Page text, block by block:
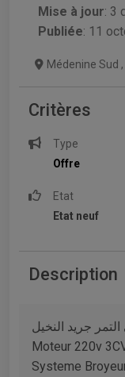
Mise à jour: 3
Publiée: 11
Médenine Sud ,
Critères
Type
Offre
Etat
Etat neuf
Description
جريد النخيل
Moteur 220v
Systeme